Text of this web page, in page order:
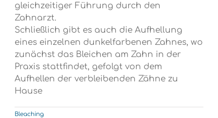
gleichzeitiger Führung durch den
Zahnarzt.
Schließlich gibt es auch die Aufhellung
eines einzelnen dunkelfarbenen Zahnes, wo
zunächst das Bleichen am Zahn in der
Praxis stattfindet, gefolgt von dem
Aufhellen der verbleibenden Zähne zu
Hause
Bleaching